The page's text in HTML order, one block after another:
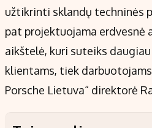
užtikrinti sklandų techninės
pat projektuojama
aikštelė, kuri suteiks
klientams, tiek
Porsche Lietuva“ direktorė